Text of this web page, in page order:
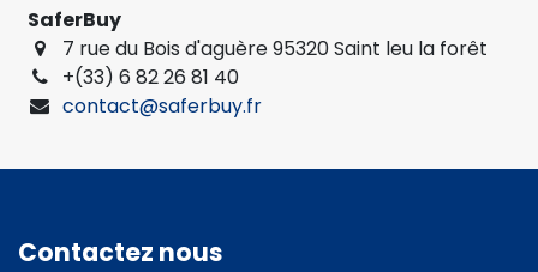
SaferBuy
7 rue du Bois d'aguère 95320 Saint leu la forêt
+(33) 6 82 26 81 40
contact@saferbuy.fr
Contactez nous